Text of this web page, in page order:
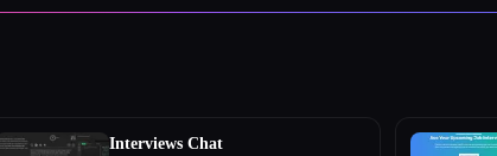
Interviews Chat